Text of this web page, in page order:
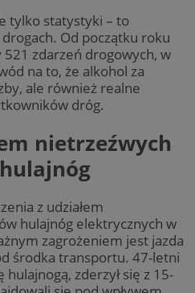
tylko statystyki – to
Od początku roku
zdarzeń drogowych, w
na to, że alkohol za
ale również realne
dróg.
nietrzeźwych
z udziałem
hulajnóg elektrycznych w
zagrożeniem jest jazda
środka transportu. 47-letni
zderzył się z 15-